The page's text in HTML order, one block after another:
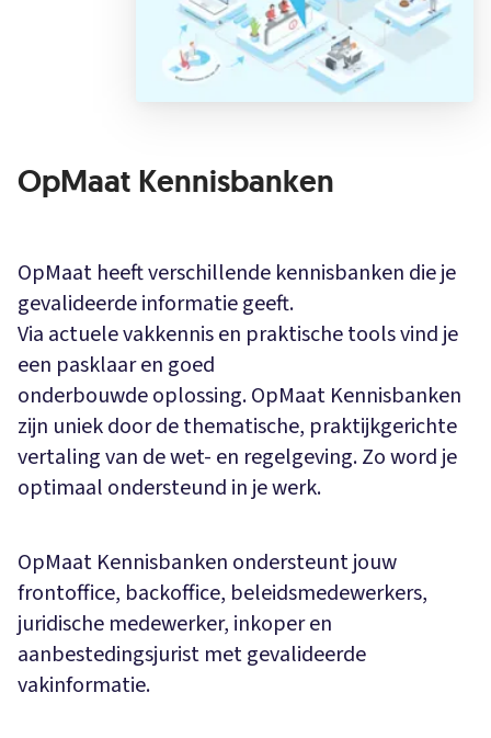
OpMaat Kennisbanken
OpMaat heeft verschillende kennisbanken die je
gevalideerde informatie geeft.
Via actuele vakkennis en praktische tools vind je
een pasklaar en goed
onderbouwde oplossing. OpMaat Kennisbanken
zijn uniek door de thematische, praktijkgerichte
vertaling van de wet- en regelgeving. Zo word je
optimaal ondersteund in je werk.
OpMaat Kennisbanken ondersteunt jouw
frontoffice, backoffice, beleidsmedewerkers,
juridische medewerker, inkoper en
aanbestedingsjurist met gevalideerde
vakinformatie.